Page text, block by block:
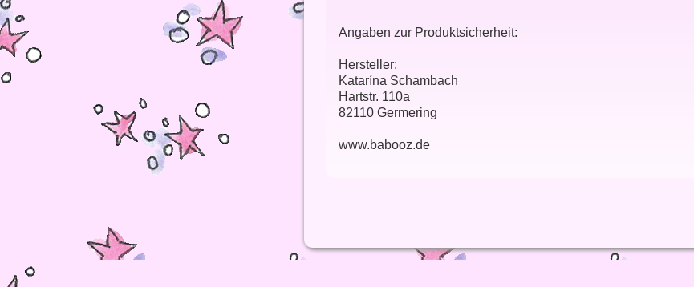
Angaben zur Produktsicherheit:
Hersteller:
Katarína Schambach
Hartstr. 110a
82110 Germering
www.babooz.de